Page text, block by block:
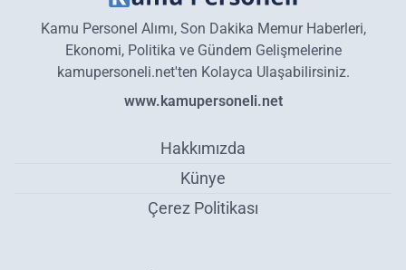
Kamu Personel Alımı, Son Dakika Memur Haberleri,
Ekonomi, Politika ve Gündem Gelişmelerine
kamupersoneli.net'ten Kolayca Ulaşabilirsiniz.
www.kamupersoneli.net
Hakkımızda
Künye
Çerez Politikası